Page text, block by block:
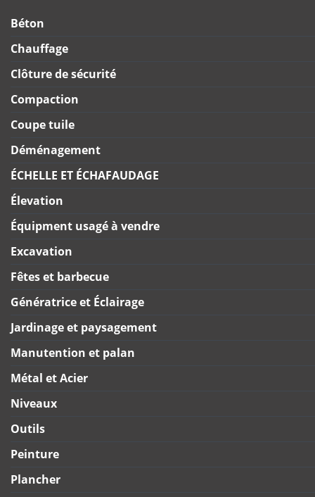
Béton
Chauffage
Clôture de sécurité
Compaction
Coupe tuile
Déménagement
ÉCHELLE ET ÉCHAFAUDAGE
Élevation
Équipment usagé à vendre
Excavation
Fêtes et barbecue
Génératrice et Éclairage
Jardinage et paysagement
Manutention et palan
Métal et Acier
Niveaux
Outils
Peinture
Plancher